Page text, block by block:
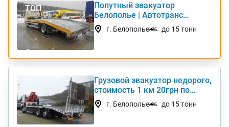
ТОП
Попутный эвакуатор
Белополье | Автотранс
Интернешнл
г. Белополье до 15 тонн
Грузовой эвакуатор недорого,
стоимость 1 км 20грн по
Украине
г. Белополье до 15 тонн